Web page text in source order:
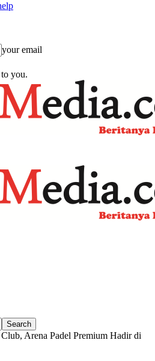
your email
you.
Arena Padel Premium Hadir di